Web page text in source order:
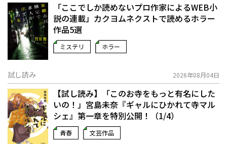
「ここでしか読めないプロ作家によるWEB小
説の連載」――カクヨムネクストで読めるホラー
作品5選
ミステリ ホラー
試し読み 2026年08月04日
【試し読み】「このお寺をもっと有名にした
いの！」宮島未奈『ギャルにひかれて寺マル
シェ』第一章を特別公開！（1/4）
青春 文芸作品